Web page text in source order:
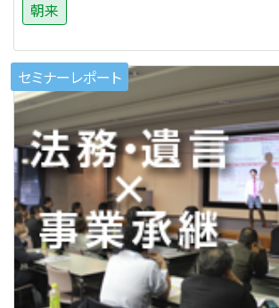
朝来
セミナーレポート